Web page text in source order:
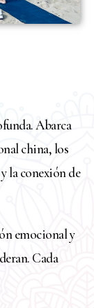
Abarca
china, los
la conexión de
emocional y
Cada